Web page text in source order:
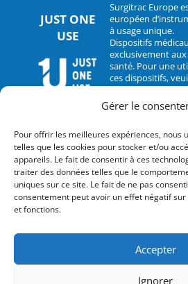
Gérer le
Pour offrir les meilleures expériences, nous
telles que les cookies pour stocker et/ou
appareils. Le fait de consentir à ces
traiter des données telles que le
uniques sur ce site. Le fait de ne pas
consentement peut avoir un effet négatif
et fonctions.
Accepter
Ignorer
JUST ONE
USE
Surgitrac Europe
européen
à usage unique.
Dispositifs
exclusivement
santé. Pour une
ces dispositifs,
leur notice
CONTACT
2 rue Hélène Boucher –
Tel : 33 (0)2.30.07.01.07
Fax : 33 (0)2.30.07.01.08